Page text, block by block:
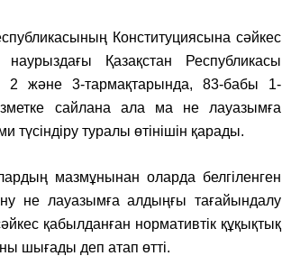
Конституциясына сәйкес
Қазақстан Республикасы
2 және 3-тармақтарында, 83-бабы 1-
сайлана ала ма не лауазымға
туралы өтінішін қарады.
мазмұнынан оларда белгіленген
не лауазымға алдыңғы тағайындалу
қабылданған нормативтік құқықтық
шығады деп атап өтті.